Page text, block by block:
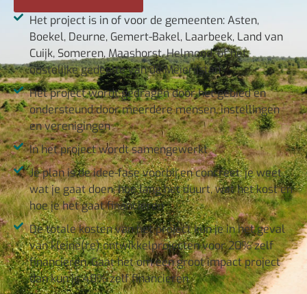
Het project is in of voor de gemeenten: Asten,
Boekel, Deurne, Gemert-Bakel, Laarbeek, Land van
Cuijk, Someren, Maashorst, Helmond, of het
oostelijke gedeelte van de Meierijstad
Het project wordt gedragen door het gebied en
ondersteund door meerdere mensen, instellingen
en verenigingen
In het project wordt samengewerkt
Je plan is de idee-fase voorbij en concreet: je weet
wat je gaat doen, hoe lang het duurt, wat het kost en
hoe je het gaat financieren
De totale kosten van het project kun je in het geval
van kleine(re) ontwikkelprojecten voor 20% zelf
financieren. Gaat het om een groot impact project
dan kun je 40% zelf financieren